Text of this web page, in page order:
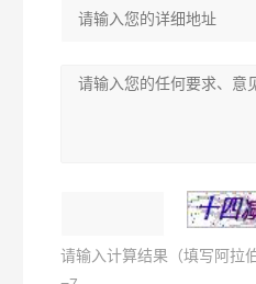
请输入计算结果（填写阿拉